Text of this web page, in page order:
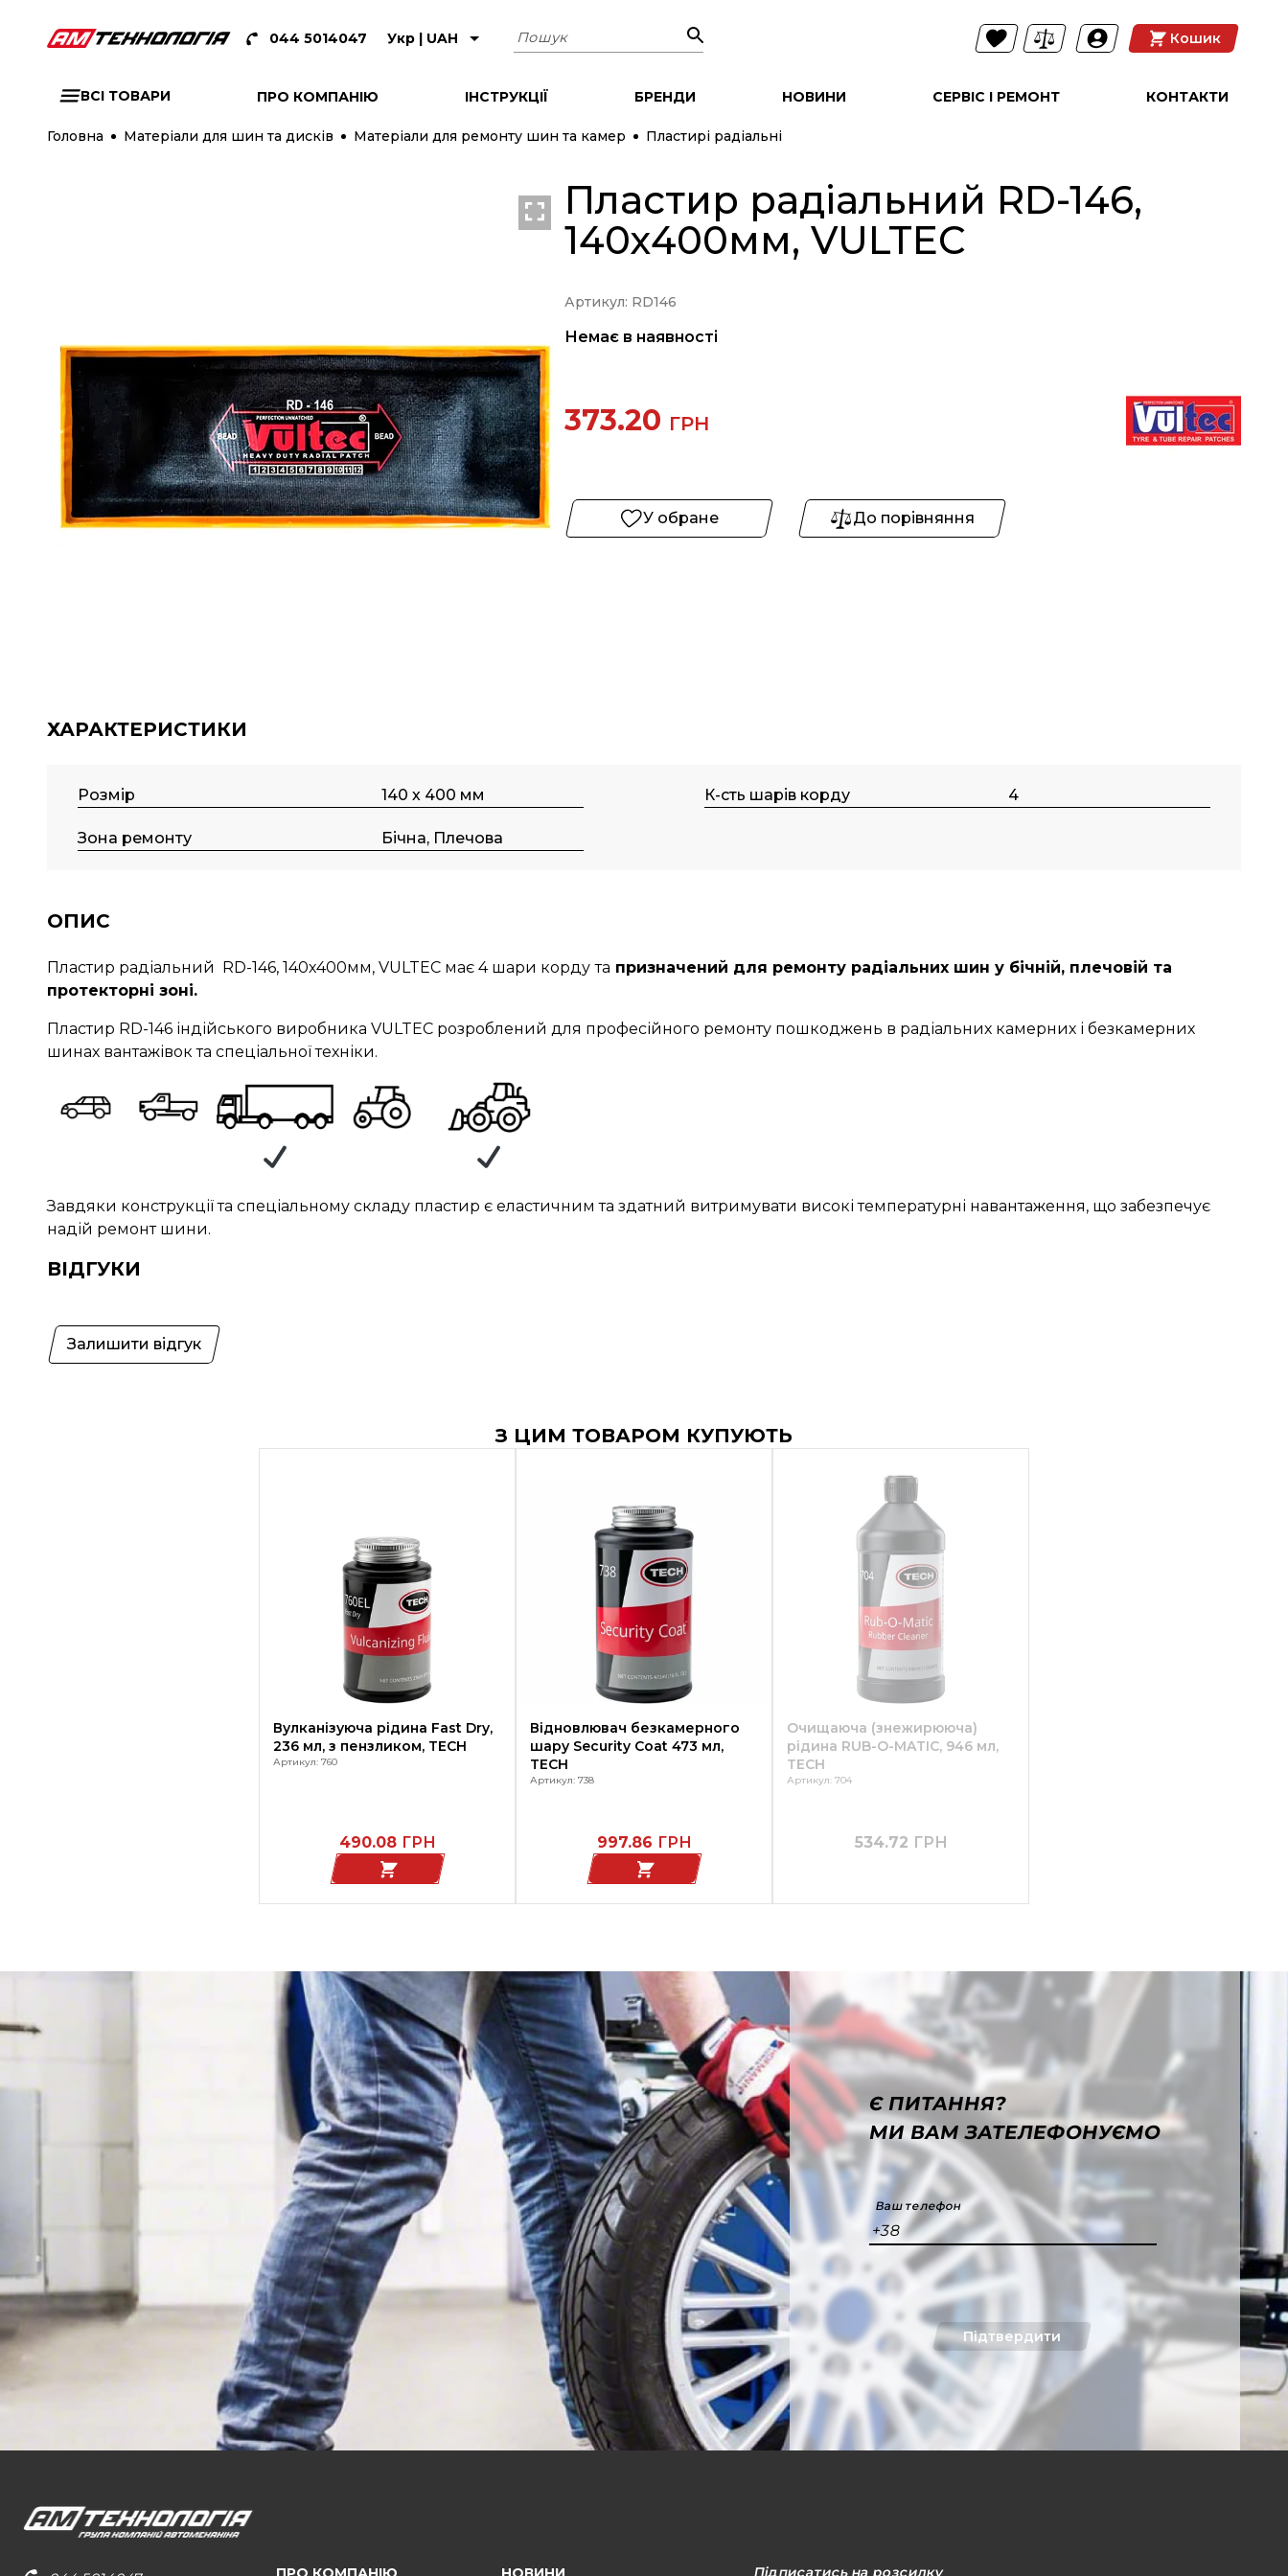
044 5014047 Укр | UAH Пошук Кошик
ВСІ ТОВАРИ ПРО КОМПАНІЮ ІНСТРУКЦІЇ БРЕНДИ НОВИНИ СЕРВІС І РЕМОНТ КОНТАКТИ
Головна Матеріали для шин та дисків Матеріали для ремонту шин та камер Пластирі радіальні
Пластир радіальний RD-146,
140х400мм, VULTEC
Артикул: RD146
Немає в наявності
373.20 ГРН
У обране До порівняння
ХАРАКТЕРИСТИКИ
Розмір 140 х 400 мм К-сть шарів корду 4
Зона ремонту Бічна, Плечова
ОПИС
Пластир радіальний RD-146, 140х400мм, VULTEC має 4 шари корду та призначений для ремонту радіальних шин у бічній, плечовій та
протекторні зоні.
Пластир RD-146 індійського виробника VULTEC розроблений для професійного ремонту пошкоджень в радіальних камерних і безкамерних
шинах вантажівок та спеціальної техніки.
Завдяки конструкції та спеціальному складу пластир є еластичним та здатний витримувати високі температурні навантаження, що забезпечує
надій ремонт шини.
ВІДГУКИ
Залишити відгук
З ЦИМ ТОВАРОМ КУПУЮТЬ
Вулканізуюча рідина Fast Dry,
236 мл, з пензликом, TECH
Артикул: 760
490.08 ГРН
Відновлювач безкамерного
шару Security Coat 473 мл,
TECH
Артикул: 738
997.86 ГРН
Очищаюча (знежирююча)
рідина RUB-O-MATIC, 946 мл,
TECH
Артикул: 704
534.72 ГРН
Є ПИТАННЯ?
МИ ВАМ ЗАТЕЛЕФОНУЄМО
Ваш телефон
+38
Підтвердити
Підписатись на розсилку